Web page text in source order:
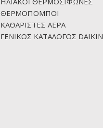
ΘΕΡΜΟΠΟΜΠΟΙ
ΚΑΘΑΡΙΣΤΕΣ ΑΕΡΑ
ΓΕΝΙΚΟΣ ΚΑΤΑΛΟΓΟΣ DAIKIN